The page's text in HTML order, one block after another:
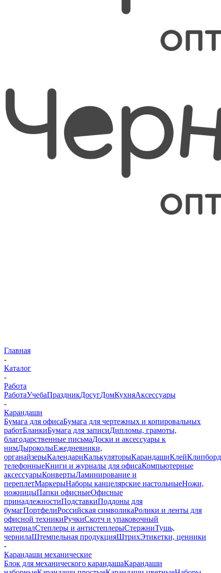
Главная
-
Каталог
-
Работа
РаботаУчебаПраздникДосугДомКухняАксессуары
-
Карандаши
Бумага для офисаБумага для чертежных и копировальных
работБланкиБумага для записиДипломы, грамоты,
благодарственные письмаДоски и аксессуары к
нимДыроколыЕжедневники,
органайзерыКалендариКалькуляторыКарандашиКлей
телефонныеКниги и журналы для офисаКомпьютерные
аксессуарыКонвертыЛаминирование и
переплетМаркерыНаборы канцелярские настольныеНожи,
ножницыПапки офисныеОфисные
принадлежностиПодставкиПоддоны для
бумагПортфелиРоссийская символикаРолики и ленты для
офисной техникиРучкиСкотч и упаковочный
материалСтеплеры и антистеплерыСтержниТушь,
чернилаШтемпельная продукцияШтрихЭтикетки, ценники
-
Карандаши механические
Блок для механического карандашаКарандаши